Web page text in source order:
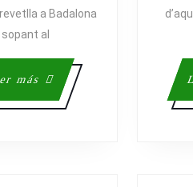
a Badalona
sopant al
más
Leer
más